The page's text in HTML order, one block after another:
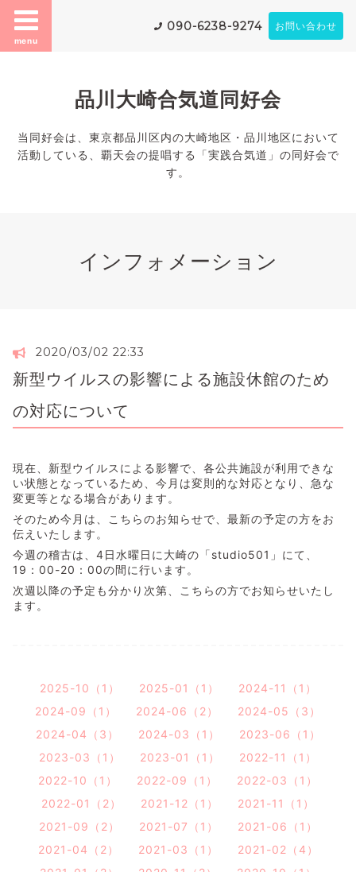
menu
090-6238-9274 お問い合わせ
品川大崎合気道同好会
当同好会は、東京都品川区内の大崎地区・品川地区において
活動している、覇天会の提唱する「実践合気道」の同好会で
す。
インフォメーション
2020/03/02 22:33
新型ウイルスの影響による施設休館のため
の対応について
現在、新型ウイルスによる影響で、各公共施設が利用できな
い状態となっているため、今月は変則的な対応となり、急な
変更等となる場合があります。
そのため今月は、こちらのお知らせで、最新の予定の方をお
伝えいたします。
今週の稽古は、4日水曜日に大崎の「studio501」にて、
19：00-20：00の間に行います。
次週以降の予定も分かり次第、こちらの方でお知らせいたし
ます。
2025-10（1） 2025-01（1）
2024-11（1）
2024-09（1）
2024-06（2）
2024-05（3）
2024-04（3）
2024-03（1）
2023-06（1）
2023-03（1）
2023-01（1）
2022-11（1）
2022-10（1）
2022-09（1）
2022-03（1）
2022-01（2）
2021-12（1）
2021-11（1）
2021-09（2）
2021-07（1）
2021-06（1）
2021-04（2）
2021-03（1）
2021-02（4）